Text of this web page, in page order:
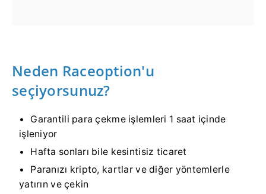
Neden Raceoption'u
seçiyorsunuz?
Garantili para çekme işlemleri 1 saat içinde
işleniyor
Hafta sonları bile kesintisiz ticaret
Paranızı kripto, kartlar ve diğer yöntemlerle
yatırın ve çekin